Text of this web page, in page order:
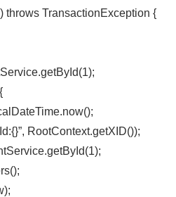
throws TransactionException {
RootContext.getXID());